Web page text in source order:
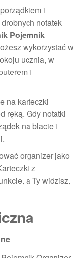
i
notatek
Pojemnik
wykorzystać w
ucznia, w
i
na karteczki
ręką. Gdy notatki
na blacie i
organizer jako
z
a Ty widzisz,